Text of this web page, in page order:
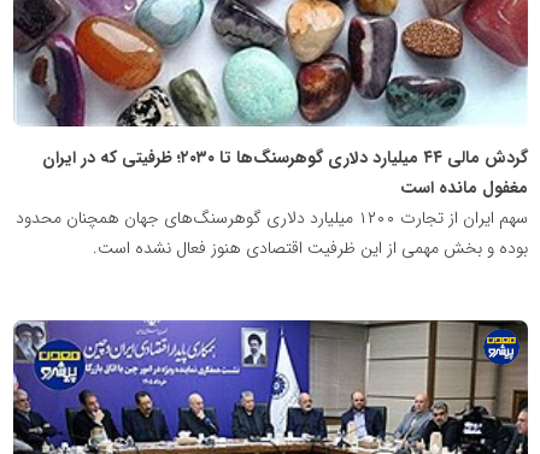
گردش مالی ۴۴ میلیارد دلاری گوهرسنگ‌ها تا ۲۰۳۰؛ ظرفیتی که در ایران
مغفول مانده است
سهم ایران از تجارت ۱۲۰۰ میلیارد دلاری گوهرسنگ‌های جهان همچنان محدود
بوده و بخش مهمی از این ظرفیت اقتصادی هنوز فعال نشده است.
پایگاه
اطلاع
رسانی